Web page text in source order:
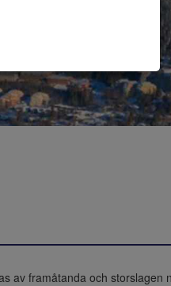
av framåtanda och storslagen